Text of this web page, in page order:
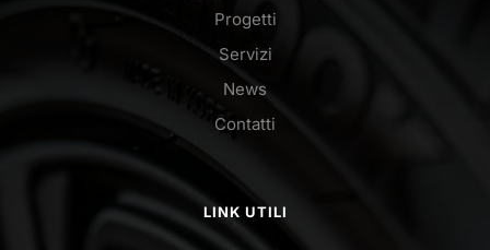
Progetti
Servizi
News
Contatti
LINK UTILI